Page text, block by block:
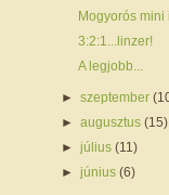
Mogyorós mini
3:2:1...linzer!
A legjobb...
►szeptember
►augusztus(15)
►július(11)
►június(6)